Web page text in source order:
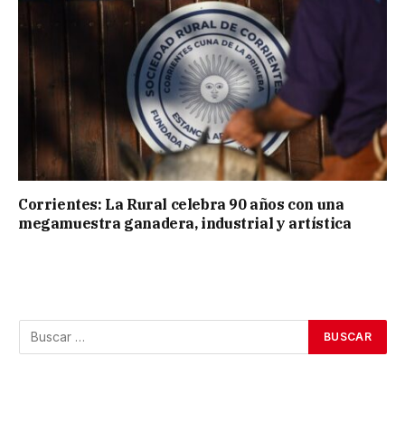
Corrientes: La Rural celebra 90 años con una
megamuestra ganadera, industrial y artística